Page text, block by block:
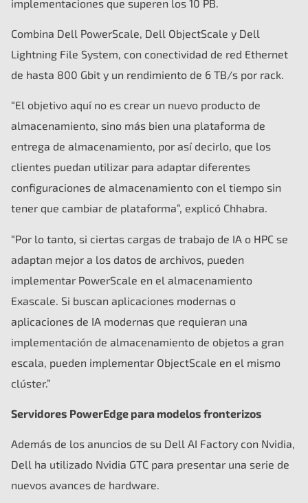
implementaciones que superen los 10 PB.
Combina Dell PowerScale, Dell ObjectScale y Dell
Lightning File System, con conectividad de red Ethernet
de hasta 800 Gbit y un rendimiento de 6 TB/s por rack.
“El objetivo aquí no es crear un nuevo producto de
almacenamiento, sino más bien una plataforma de
entrega de almacenamiento, por así decirlo, que los
clientes puedan utilizar para adaptar diferentes
configuraciones de almacenamiento con el tiempo sin
tener que cambiar de plataforma”, explicó Chhabra.
“Por lo tanto, si ciertas cargas de trabajo de IA o HPC se
adaptan mejor a los datos de archivos, pueden
implementar PowerScale en el almacenamiento
Exascale. Si buscan aplicaciones modernas o
aplicaciones de IA modernas que requieran una
implementación de almacenamiento de objetos a gran
escala, pueden implementar ObjectScale en el mismo
clúster.”
Servidores PowerEdge para modelos fronterizos
Además de los anuncios de su Dell AI Factory con Nvidia,
Dell ha utilizado Nvidia GTC para presentar una serie de
nuevos avances de hardware.